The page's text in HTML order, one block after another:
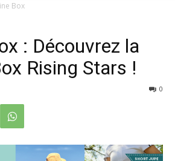
Box
: Découvrez la
Rising Stars !
0